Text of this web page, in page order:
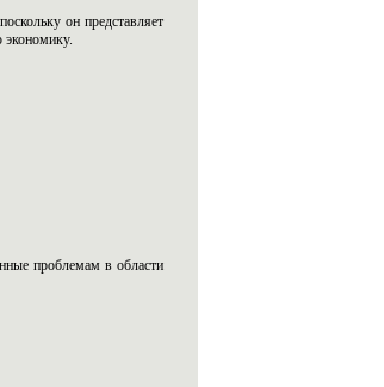
он представляет
экономику.
проблемам в области